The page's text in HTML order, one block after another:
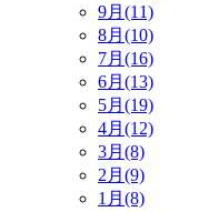
9月(11)
8月(10)
7月(16)
6月(13)
5月(19)
4月(12)
3月(8)
2月(9)
1月(8)